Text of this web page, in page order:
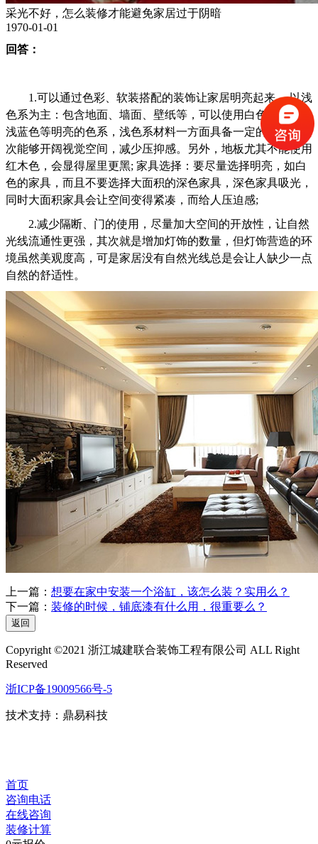
采光不好，怎么装修才能避免家居过于阴暗
1970-01-01
回答：
1.可以通过色彩、软装搭配的装饰让家居明亮起来， 以浅
色系为主：包含地面、墙面、壁纸等，可以使用白色、米色、
浅蓝色等明亮的色系，浅色系材料一方面具备一定的反光，其
次能够开阔视觉空间，减少压抑感。另外，地板尤其不能使用
红木色，会显得屋里更黑; 家具选择：要尽量选择明亮，如白
色的家具，而且不要选择大面积的深色家具，深色家具吸光，
同时大面积家具会让空间变得紧凑，而给人压迫感;
2.减少隔断、门的使用，尽量加大空间的开放性，让自然
光线流通性更强，其次就是增加灯饰的数量，但灯饰营造的环
境虽然美观度高，可是家居没有自然光线总是会让人缺少一点
自然的舒适性。
上一篇： 想要在家中安装一个浴缸，该怎么装？实用么？
下一篇： 装修的时候，铺底漆有什么用，很重要么？
返回
Copyright ©2021 浙江城建联合装饰工程有限公司 ALL Right
Reserved
浙ICP备19009566号-5
技术支持： 鼎易科技
首页
咨询电话
在线咨询
装修计算